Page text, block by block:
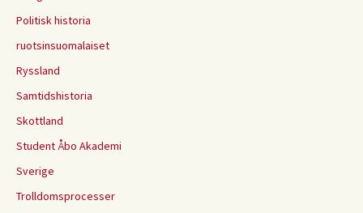
Politisk historia
ruotsinsuomalaiset
Ryssland
Samtidshistoria
Skottland
Student Åbo Akademi
Sverige
Trolldomsprocesser